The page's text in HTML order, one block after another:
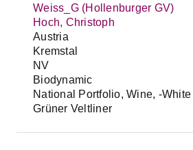
Weiss_G (Hollenburger GV)
Hoch, Christoph
Austria
Kremstal
NV
Biodynamic
National Portfolio, Wine, -White
Grüner Veltliner